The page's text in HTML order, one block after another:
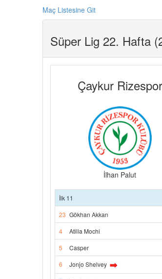
Maç Listesine Git
Süper Lig 22. Hafta
Çaykur Rizespor
İlhan Palut
İlk 11
23 Gökhan Akkan
4
Atilla Mochi
5
Casper
6
Jonjo Shelvey